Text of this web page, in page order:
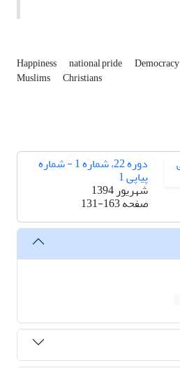
Happiness national pride Democracy
Muslims Christians
دوره 22، شماره 1 - شماره
پیاپی 1
شهریور 1394
صفحه131-163